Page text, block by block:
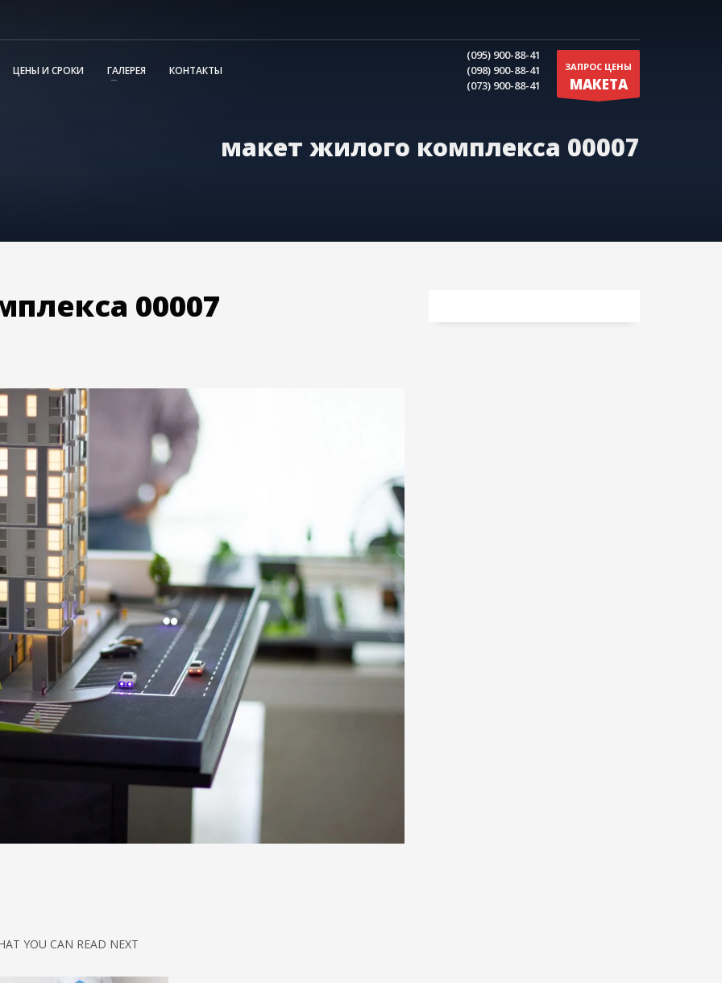
ЦЕНЫ И СРОКИ ГАЛЕРЕЯ КОНТАКТЫ
(095) 900-88-41
(098) 900-88-41
(073) 900-88-41
ЗАПРОС ЦЕНЫ
МАКЕТА
макет жилого комплекса 00007
00007
YOU CAN READ NEXT